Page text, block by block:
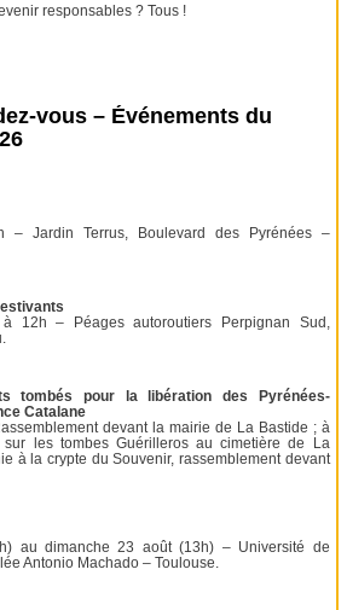
responsables ? Tous !
vous – Événements du
– Jardin Terrus, Boulevard des Pyrénées –
12h – Péages autoroutiers Perpignan Sud,
tombés pour la libération des Pyrénées-
Catalane
devant la mairie de La Bastide ; à
les tombes Guérilleros au cimetière de La
à la crypte du Souvenir, rassemblement devant
au dimanche 23 août (13h) – Université de
Antonio Machado – Toulouse.